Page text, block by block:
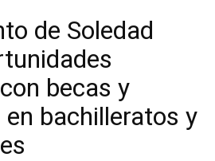
de Soledad
becas y
bachilleratos y